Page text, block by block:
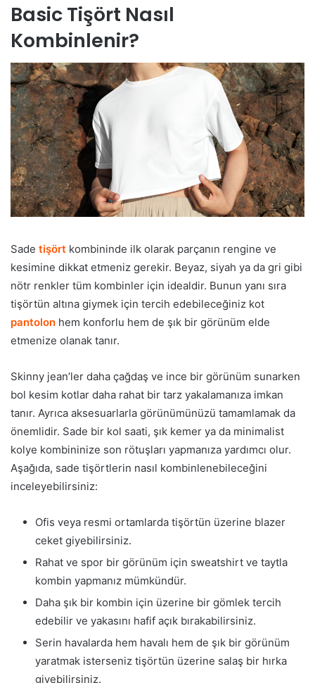
Basic Tişört Nasıl
Kombinlenir?
Sade tişört kombininde ilk olarak parçanın rengine ve
kesimine dikkat etmeniz gerekir. Beyaz, siyah ya da gri gibi
nötr renkler tüm kombinler için idealdir. Bunun yanı sıra
tişörtün altına giymek için tercih edebileceğiniz kot
pantolon hem konforlu hem de şık bir görünüm elde
etmenize olanak tanır.
Skinny jean’ler daha çağdaş ve ince bir görünüm sunarken
bol kesim kotlar daha rahat bir tarz yakalamanıza imkan
tanır. Ayrıca aksesuarlarla görünümünüzü tamamlamak da
önemlidir. Sade bir kol saati, şık kemer ya da minimalist
kolye kombininize son rötuşları yapmanıza yardımcı olur.
Aşağıda, sade tişörtlerin nasıl kombinlenebileceğini
inceleyebilirsiniz:
Ofis veya resmi ortamlarda tişörtün üzerine blazer
ceket giyebilirsiniz.
Rahat ve spor bir görünüm için sweatshirt ve taytla
kombin yapmanız mümkündür.
Daha şık bir kombin için üzerine bir gömlek tercih
edebilir ve yakasını hafif açık bırakabilirsiniz.
Serin havalarda hem havalı hem de şık bir görünüm
yaratmak isterseniz tişörtün üzerine salaş bir hırka
giyebilirsiniz.